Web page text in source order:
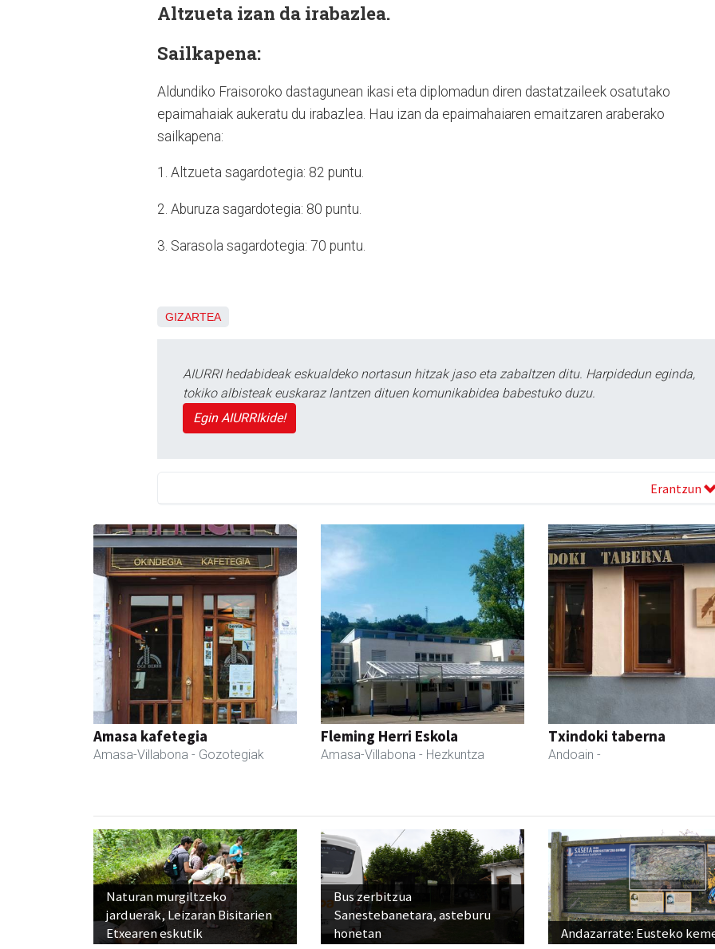
Altzueta izan da irabazlea.
Sailkapena:
Aldundiko Fraisoroko dastagunean ikasi eta diplomadun diren dastatzaileek osatutako
epaimahaiak aukeratu du irabazlea. Hau izan da epaimahaiaren emaitzaren araberako
sailkapena:
1. Altzueta sagardotegia: 82 puntu.
2. Aburuza sagardotegia: 80 puntu.
3. Sarasola sagardotegia: 70 puntu.
GIZARTEA
AIURRI hedabideak eskualdeko nortasun hitzak jaso eta zabaltzen ditu. Harpidedun eginda,
tokiko albisteak euskaraz lantzen dituen komunikabidea babestuko duzu.
Egin AIURRIkide!
Erantzun
Amasa kafetegia
Amasa-Villabona - Gozotegiak
Fleming Herri Eskola
Amasa-Villabona - Hezkuntza
Txindoki taberna
Andoain -
Naturan murgiltzeko
jarduerak, Leizaran Bisitarien
Etxearen eskutik
Bus zerbitzua
Sanestebanetara, asteburu
honetan
Andazarrate: Eusteko